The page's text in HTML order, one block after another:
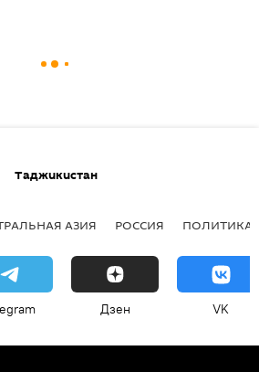
Таджикистан
АЗИЯ РОССИЯ ПОЛИТИКА
Дзен VK